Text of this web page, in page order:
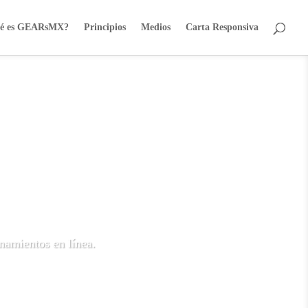
es GEARsMX? Principios Medios Carta Responsiva
en línea.